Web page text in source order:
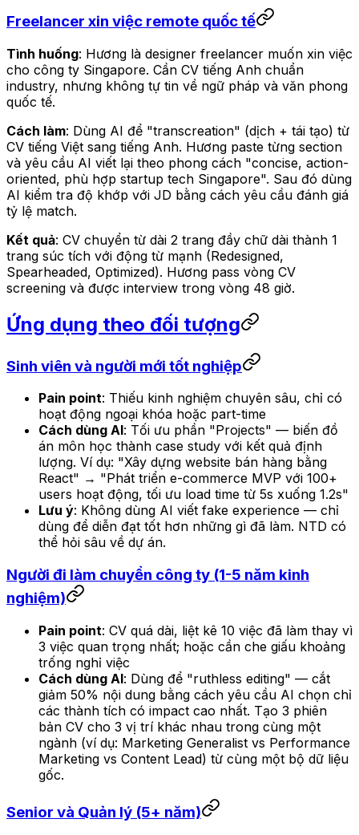
Freelancer xin việc remote quốc tế
Tình huống: Hương là designer freelancer muốn xin việc
cho công ty Singapore. Cần CV tiếng Anh chuẩn
industry, nhưng không tự tin về ngữ pháp và văn phong
quốc tế.
Cách làm: Dùng AI để "transcreation" (dịch + tái tạo) từ
CV tiếng Việt sang tiếng Anh. Hương paste từng section
và yêu cầu AI viết lại theo phong cách "concise, action-
oriented, phù hợp startup tech Singapore". Sau đó dùng
AI kiểm tra độ khớp với JD bằng cách yêu cầu đánh giá
tỷ lệ match.
Kết quả: CV chuyển từ dài 2 trang đầy chữ dài thành 1
trang súc tích với động từ mạnh (Redesigned,
Spearheaded, Optimized). Hương pass vòng CV
screening và được interview trong vòng 48 giờ.
Ứng dụng theo đối tượng
Sinh viên và người mới tốt nghiệp
Pain point: Thiếu kinh nghiệm chuyên sâu, chỉ có
hoạt động ngoại khóa hoặc part-time
Cách dùng AI: Tối ưu phần "Projects" — biến đồ
án môn học thành case study với kết quả định
lượng. Ví dụ: "Xây dựng website bán hàng bằng
React" → "Phát triển e-commerce MVP với 100+
users hoạt động, tối ưu load time từ 5s xuống 1.2s"
Lưu ý: Không dùng AI viết fake experience — chỉ
dùng để diễn đạt tốt hơn những gì đã làm. NTD có
thể hỏi sâu về dự án.
Người đi làm chuyển công ty (1-5 năm kinh
nghiệm)
Pain point: CV quá dài, liệt kê 10 việc đã làm thay vì
3 việc quan trọng nhất; hoặc cần che giấu khoảng
trống nghỉ việc
Cách dùng AI: Dùng để "ruthless editing" — cắt
giảm 50% nội dung bằng cách yêu cầu AI chọn chỉ
các thành tích có impact cao nhất. Tạo 3 phiên
bản CV cho 3 vị trí khác nhau trong cùng một
ngành (ví dụ: Marketing Generalist vs Performance
Marketing vs Content Lead) từ cùng một bộ dữ liệu
gốc.
Senior và Quản lý (5+ năm)